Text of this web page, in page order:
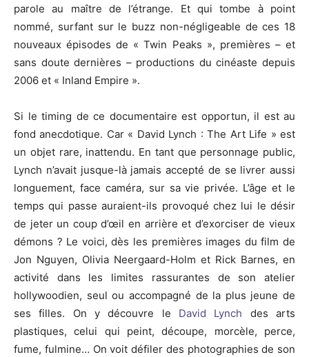
parole au maître de l’étrange. Et qui tombe à point
nommé, surfant sur le buzz non-négligeable de ces 18
nouveaux épisodes de « Twin Peaks », premières – et
sans doute dernières – productions du cinéaste depuis
2006 et « Inland Empire ».
Si le timing de ce documentaire est opportun, il est au
fond anecdotique. Car « David Lynch : The Art Life » est
un objet rare, inattendu. En tant que personnage public,
Lynch n’avait jusque-là jamais accepté de se livrer aussi
longuement, face caméra, sur sa vie privée. L’âge et le
temps qui passe auraient-ils provoqué chez lui le désir
de jeter un coup d’œil en arrière et d’exorciser de vieux
démons ? Le voici, dès les premières images du film de
Jon Nguyen, Olivia Neergaard-Holm et Rick Barnes, en
activité dans les limites rassurantes de son atelier
hollywoodien, seul ou accompagné de la plus jeune de
ses filles. On y découvre le David Lynch des arts
plastiques, celui qui peint, découpe, morcèle, perce,
fume, fulmine… On voit défiler des photographies de son